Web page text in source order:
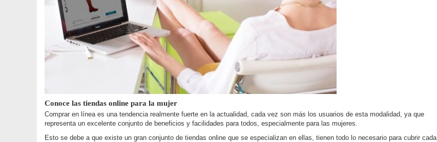
Conoce las tiendas online para la mujer
Comprar en línea es una tendencia realmente fuerte en la actualidad, cada vez son más los usuarios de esta modalidad, ya que
representa un excelente conjunto de beneficios y facilidades para todos, especialmente para las mujeres.
Esto se debe a que existe un gran conjunto de tiendas online que se especializan en ellas, tienen todo lo necesario para cubrir cada